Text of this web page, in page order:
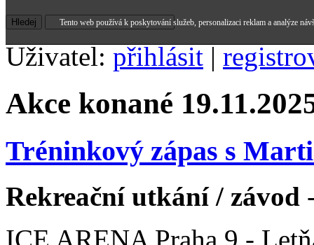
Uživatel: přihlásit |
Akce konané
Tréninkový zápas s
Rekreační utkání / závod
Tento web používá k poskytování služeb, personalizaci reklam a analýze